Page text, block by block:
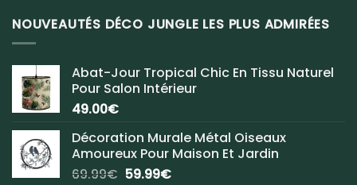
NOUVEAUTÉS DÉCO JUNGLE LES PLUS ADMIRÉES
Abat-Jour Tropical Chic En Tissu Naturel
Pour Salon Intérieur
49.00€
Décoration Murale Métal Oiseaux
Amoureux Pour Maison Et Jardin
69.99€ Le
59.99€Le